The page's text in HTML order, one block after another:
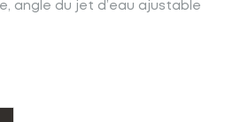
angle du jet d’eau ajustable